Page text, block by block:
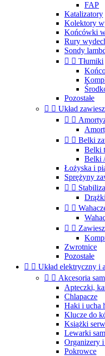
FAP
Katalizatory
Kolektory
Końcówki
Rury
Sondy
  Tłumiki
Pozostałe
  Układ
 
  Belki
Belki
Belki
Łożyska i
Sprężyny
 
 
 
Zwrotnice
Pozostałe
  Układ elektryczny i
  Akcesoria
Apteczki,
Chlapacze
Haki i ucha
Klucze do
Książki
Lewarki
Organizery
Pokrowce